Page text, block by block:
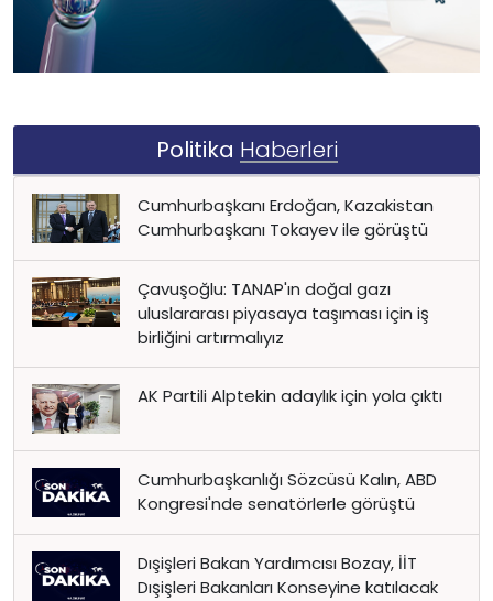
Politika Haberleri
Cumhurbaşkanı Erdoğan, Kazakistan
Cumhurbaşkanı Tokayev ile görüştü
Çavuşoğlu: TANAP'ın doğal gazı
uluslararası piyasaya taşıması için iş
birliğini artırmalıyız
AK Partili Alptekin adaylık için yola çıktı
Cumhurbaşkanlığı Sözcüsü Kalın, ABD
Kongresi'nde senatörlerle görüştü
Dışişleri Bakan Yardımcısı Bozay, İİT
Dışişleri Bakanları Konseyine katılacak